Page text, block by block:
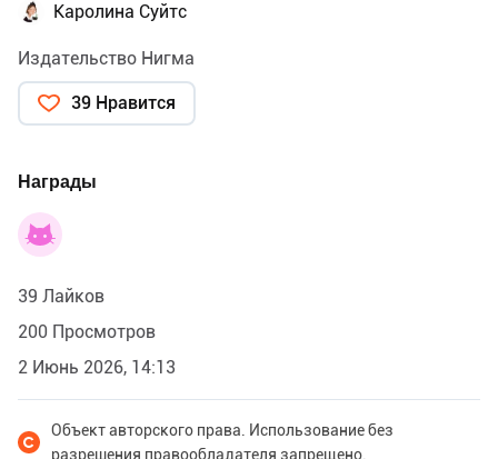
Каролина Суйтс
Издательство Нигма
39 Нравится
Награды
39 Лайков
200 Просмотров
2 Июнь 2026, 14:13
Объект авторского права. Использование без
разрешения правообладателя запрещено.